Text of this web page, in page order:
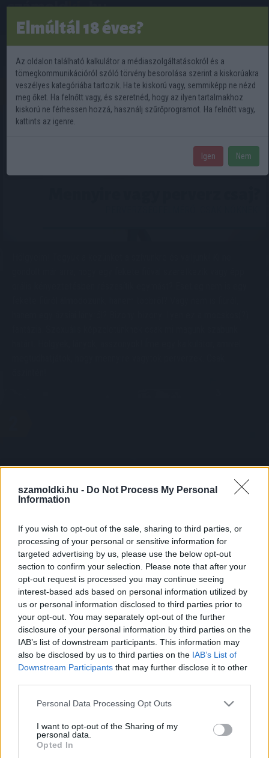
szamoldki.hu - Do Not Process My Personal
Information
If you wish to opt-out of the sale, sharing to third parties, or
processing of your personal or sensitive information for
targeted advertising by us, please use the below opt-out
section to confirm your selection. Please note that after your
opt-out request is processed you may continue seeing
interest-based ads based on personal information utilized by
us or personal information disclosed to third parties prior to
your opt-out. You may separately opt-out of the further
disclosure of your personal information by third parties on the
IAB’s list of downstream participants. This information may
also be disclosed by us to third parties on the IAB’s List of
Downstream Participants that may further disclose it to other
Please note that this website/app uses one or more Google
not limited to your visit or usage behaviour. You may click to
grant or deny consent to Google and its third-party tags to
use your data for below specified purposes in below Google
Personal Data Processing Opt Outs
I want to opt-out of the Sharing of my
personal data.
Opted In
1
KALKULÁCIÓ INDÍTÁSA
Find Papillomas On Your Neck Or Armpit? It's The First
Stage Of...
Elmúltál 18 éves?
Az oldalon található kalkulátor a médiaszolgáltatásokról és a
tömegkommunikációról szóló törvény besorolása szerint a kiskorúakra
veszélyes kategóriába tartozik. Ha te kiskorú vagy, semmiképp ne nézd
meg őket. Ha felnőtt vagy, és szeretnéd, hogy az ilyen tartalmakhoz
kiskorú ne férhessen hozzá, használj szűrőprogramot. Ha felnőtt vagy,
kattints az igenre.
Igen Nem